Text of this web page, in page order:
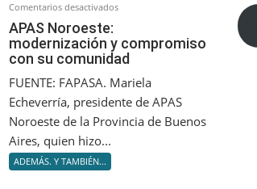
Comentarios desactivadosen
Noroeste:
modernización
y
compromiso
su
APAS Noroeste:
modernización y compromiso
con su comunidad
FUENTE: FAPASA. Mariela
Echeverría, presidente de APAS
Noroeste de la Provincia de Buenos
Aires, quien hizo...
ADEMÁS. Y TAMBIÉN...